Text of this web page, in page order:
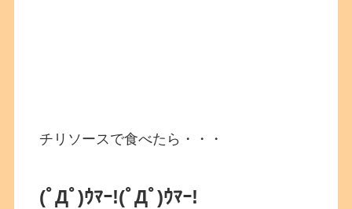
チリソースで食べたら・・・
(ﾟДﾟ)ｳﾏｰ!(ﾟДﾟ)ｳﾏｰ!